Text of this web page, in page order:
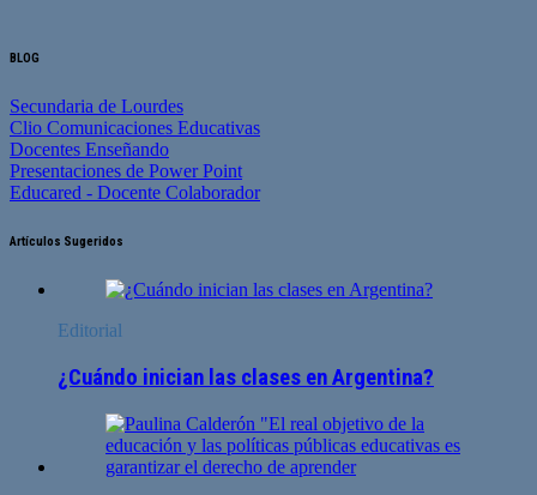
BLOG
Secundaria de Lourdes
Clio Comunicaciones Educativas
Docentes Enseñando
Presentaciones de Power Point
Educared - Docente Colaborador
Artículos Sugeridos
Editorial
¿Cuándo inician las clases en Argentina?